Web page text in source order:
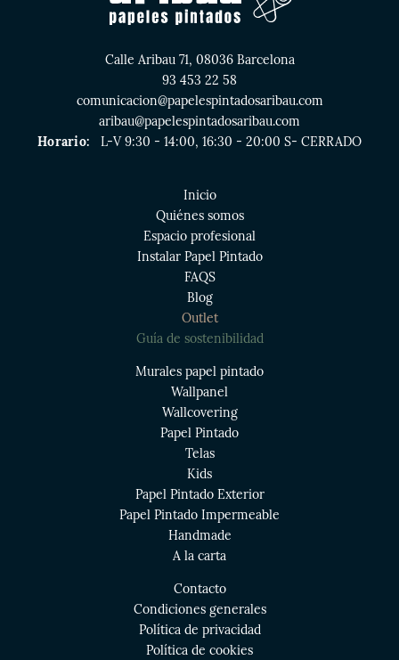
Calle Aribau 71, 08036 Barcelona
93 453 22 58
comunicacion@papelespintadosaribau.com
aribau@papelespintadosaribau.com
Horario:
L-V 9:30 - 14:00, 16:30 - 20:00 S- CERRADO
Inicio
Quiénes somos
Espacio profesional
Instalar Papel Pintado
FAQS
Blog
Outlet
Guía de sostenibilidad
Murales papel pintado
Wallpanel
Wallcovering
Papel Pintado
Telas
Kids
Papel Pintado Exterior
Papel Pintado Impermeable
Handmade
A la carta
Contacto
Condiciones generales
Política de privacidad
Política de cookies